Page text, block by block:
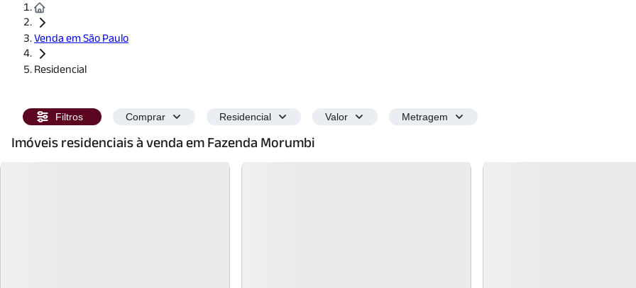
Venda em São Paulo
Residencial
Filtros Comprar Residencial Valor Metragem
Imóveis residenciais à venda em Fazenda Morumbi